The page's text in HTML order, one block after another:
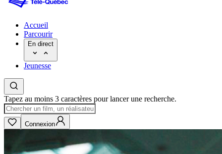
Accueil
Parcourir
En direct
Jeunesse
Tapez au moins 3 caractères pour lancer une recherche.
Connexion